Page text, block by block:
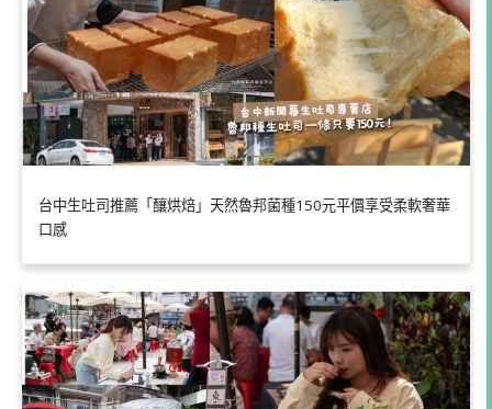
台中生吐司推薦「釀烘焙」天然魯邦菌種150元平價享受柔軟奢華
口感